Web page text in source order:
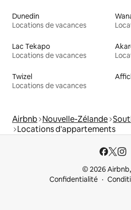
Dunedin
Locations de vacances
Lac Tekapo
Locations de vacances
Twizel
Locations de vacances
Airbnb Nouvelle-Zélande
Locations d'appartements
© 2026
Confidentialité